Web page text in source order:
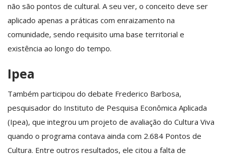
não são pontos de cultural. A seu ver, o conceito deve ser
aplicado apenas a práticas com enraizamento na
comunidade, sendo requisito uma base territorial e
existência ao longo do tempo.
Ipea
Também participou do debate Frederico Barbosa,
pesquisador do Instituto de Pesquisa Econômica Aplicada
(Ipea), que integrou um projeto de avaliação do Cultura Viva
quando o programa contava ainda com 2.684 Pontos de
Cultura. Entre outros resultados, ele citou a falta de